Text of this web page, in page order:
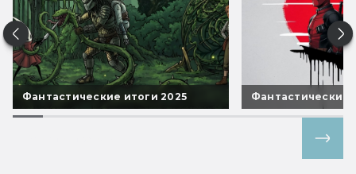
Фантастические итоги 2025 Фантастические